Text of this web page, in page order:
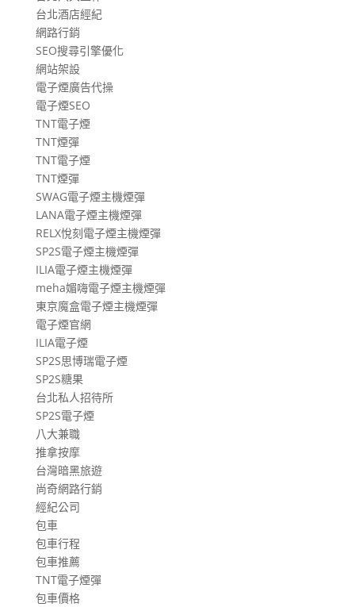
台北酒店經紀
網路行銷
SEO搜尋引擎優化
網站架設
電子煙廣告代操
電子煙SEO
TNT電子煙
TNT煙彈
TNT電子煙
TNT煙彈
SWAG電子煙主機煙彈
LANA電子煙主機煙彈
RELX悅刻電子煙主機煙彈
SP2S電子煙主機煙彈
ILIA電子煙主機煙彈
meha媚嗨電子煙主機煙彈
東京魔盒電子煙主機煙彈
電子煙官網
ILIA電子煙
SP2S思博瑞電子煙
SP2S糖果
台北私人招待所
SP2S電子煙
八大兼職
推拿按摩
台灣暗黑旅遊
尚奇網路行銷
經紀公司
包車
包車行程
包車推薦
TNT電子煙彈
包車價格